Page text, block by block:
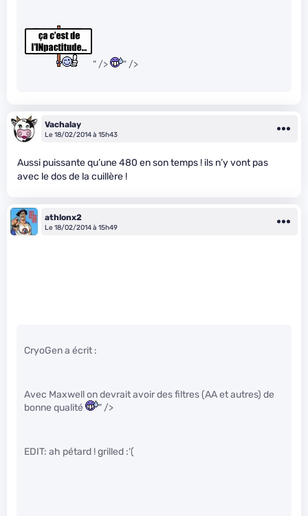
" /> " />
Vachalay
Le 18/02/2014 à 15h43
Aussi puissante qu’une 480 en son temps ! ils n’y vont pas
avec le dos de la cuillère !
athlonx2
Le 18/02/2014 à 15h49
CryoGen a écrit :
Avec Maxwell on devrait avoir des filtres (AA et autres) de
bonne qualité
" />
EDIT: ah pétard ! grilled :‘(